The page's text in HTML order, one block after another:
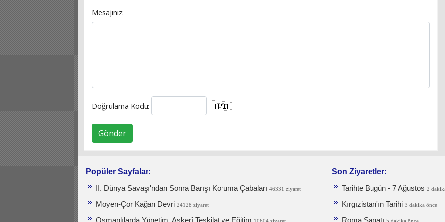
Mesajınız:
Doğrulama Kodu:
Gönder
Popüler Sayfalar:
II. Dünya Savaşı'ndan Sonra Barışı Koruma Ça­baları 46331 ziyaret
Moyen-Çor Kağan Devri 24128 ziyaret
Osmanlılarda Yönetim, Askerî Teşkilat ve Eğitim 10604 ziyaret
Son Ziyaretler:
Tarihte Bugün - 7 Ağustos 2
Kırgızistan'ın Tarihi 3 dakika önce
Roma Sanatı 5 dakika önce